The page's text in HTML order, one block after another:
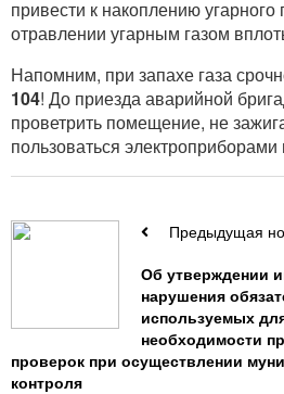
привести к накоплению
отравлении угарным газом
Напомним, при запахе газа
104! До приезда аварийной
проветрить помещение, не
пользоваться
Предыдущая
Об утверждении
нарушения
используемых
необходимости
проверок при осуществлении
контроля